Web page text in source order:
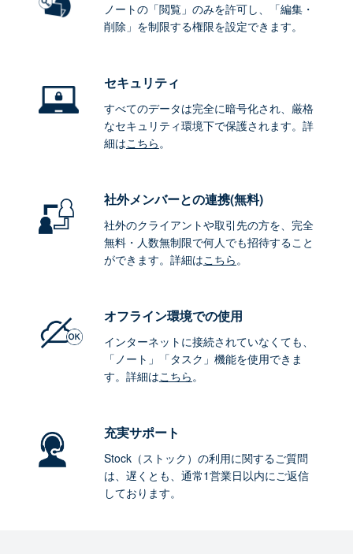
ノートの「閲覧」のみを許可し、「編集・
削除」を制限する権限を設定できます。
セキュリティ
すべてのデータは完全に暗号化され、厳格
なセキュリティ環境下で保護されます。詳
細はこちら。
社外メンバーとの連携(無料)
社外のクライアントや取引先の方を、完全
無料・人数無制限で何人でも招待すること
ができます。詳細はこちら。
オフライン環境での使用
インターネットに接続されていなくても、
「ノート」「タスク」機能を使用できま
す。詳細はこちら。
充実サポート
Stock（ストック）の利用に関するご質問
は、遅くとも、通常1営業日以内にご返信
しております。